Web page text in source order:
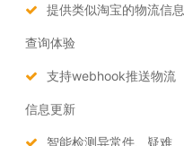
提供类似淘宝的物流信息
查询体验
支持webhook推送物流
信息更新
智能检测异常件、疑难